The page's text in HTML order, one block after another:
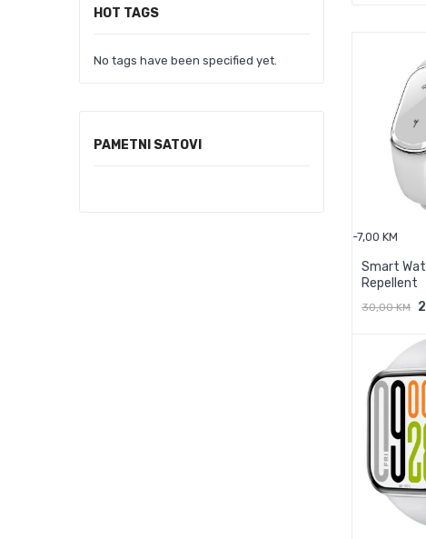
HOT TAGS
No tags have been specified yet.
PAMETNI SATOVI
-7,00 KM
Smart
Repellent
30,00 KMDodaj